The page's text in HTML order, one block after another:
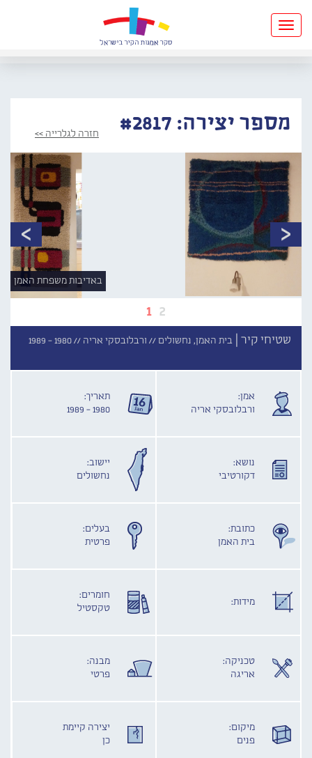
Toggle
navigation
מספר יצירה: #2817 חזרה לגלרייה >>
1 2
באדיבות משפחת האמן
שטיחי קיר | בית האמן, נחשולים // ורבלובסקי אריה //1980 - 1989
אמן:
ורבלובסקי אריה
תאריך:
1980 - 1989
נושא:
דקורטיבי
יישוב:
נחשולים
כתובת:
בית האמן
בעלים:
פרטית
מידות:
חומרים:
טקסטיל
טכניקה:
אריגה
מבנה:
פרטי
מיקום:
פנים
יצירה קיימת
כן